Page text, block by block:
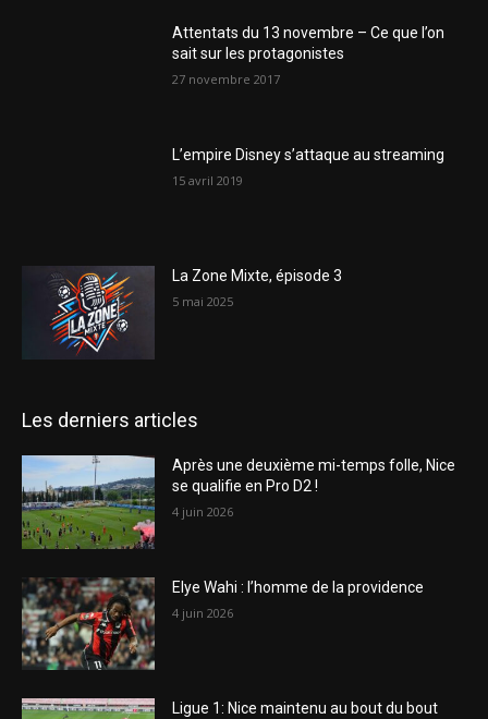
Attentats du 13 novembre – Ce que l’on
sait sur les protagonistes
27 novembre 2017
L’empire Disney s’attaque au streaming
15 avril 2019
La Zone Mixte, épisode 3
5 mai 2025
Les derniers articles
Après une deuxième mi-temps folle, Nice
se qualifie en Pro D2 !
4 juin 2026
Elye Wahi : l’homme de la providence
4 juin 2026
Ligue 1: Nice maintenu au bout du bout